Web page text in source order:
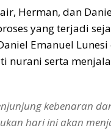
Herman, dan
yang terjadi
Emanuel Lunesi
nurani serta
kebenaran
hari ini akan